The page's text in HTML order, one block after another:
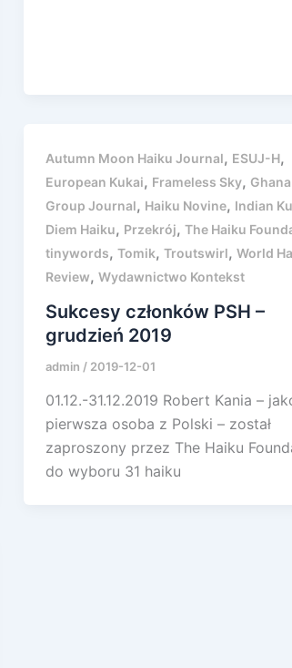
Autumn Moon Haiku Journal, ESUJ-H,
European Kukai, Frameless Sky,
Group Journal, Haiku Novine, Indian
Diem Haiku, Przekrój, The Haiku
tinywords, Tomik, Troutswirl, World
Review, Wydawnictwo Kontekst
Sukcesy członków PSH –
grudzień 2019
admin / 2019-12-01
01.12.-31.12.2019 Robert Kania –
pierwsza osoba z Polski – został
zaproszony przez The Haiku
do wyboru 31 haiku